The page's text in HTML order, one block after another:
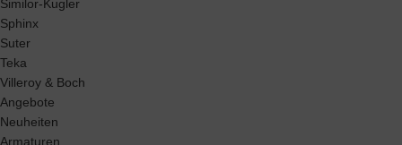
Similor-Kugler
Sphinx
Suter
Teka
Villeroy & Boch
Angebote
Neuheiten
Armaturen